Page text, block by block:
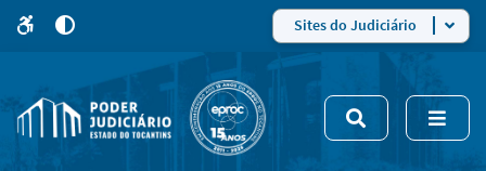
site
5
modo
de
alto
Sites do Judiciário